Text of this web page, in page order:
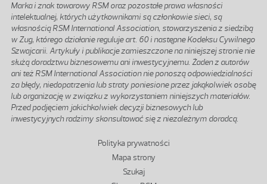
Marka i znak towarowy RSM oraz pozostałe prawa własności
intelektualnej, których użytkownikami są członkowie sieci, są
własnością RSM International Association, stowarzyszenia z siedzibą
w Zug, którego działanie reguluje art. 60 i następne Kodeksu Cywilnego
Szwajcarii. Artykuły i publikacje zamieszczone na niniejszej stronie nie
służą doradztwu biznesowemu ani inwestycyjnemu. Żaden z autorów
ani też RSM International Association nie ponoszą odpowiedzialności
za błędy, niedopatrzenia lub straty poniesione przez jakąkolwiek osobę
lub organizację w związku z wykorzystaniem niniejszych materiałów.
Przed podjęciem jakichkolwiek decyzji biznesowych lub
inwestycyjnych radzimy skonsultować się z niezależnym doradcą.
Polityka prywatności
Mapa strony
Szukaj